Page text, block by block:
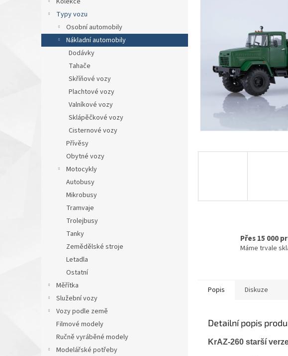
a
n
Typy vozu
Osobní automobily
Nákladní automobily
Dodávky
Tahače
Skříňové vozy
Plachtové vozy
Valníkové vozy
Sklápěčkové vozy
Cisternové vozy
Přívěsy
Obytné vozy
Motocykly
Autobusy
Mikrobusy
Tramvaje
Trolejbusy
Tanky
Zemědělské stroje
Letadla
Ostatní
Měřítka
Služební vozy
Vozy podle země
Filmové modely
Ručně vyráběné modely
Modelářské potřeby
Přes 15 000
Máme trvale
Popis Diskuze
Detailní popis
KrAZ-260 starší